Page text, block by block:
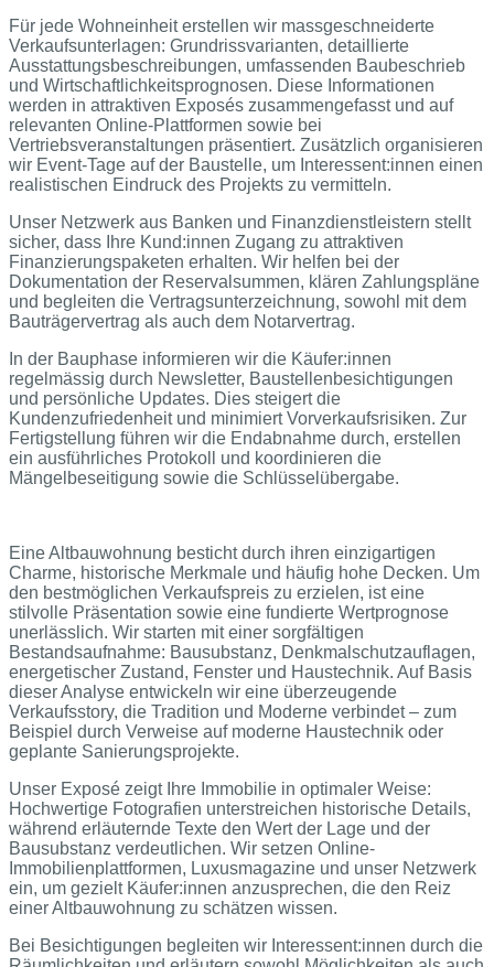
Für jede Wohneinheit erstellen wir massgeschneiderte
Verkaufsunterlagen: Grundrissvarianten, detaillierte
Ausstattungsbeschreibungen, umfassenden Baubeschrieb
und Wirtschaftlichkeitsprognosen. Diese Informationen
werden in attraktiven Exposés zusammengefasst und auf
relevanten Online-Plattformen sowie bei
Vertriebsveranstaltungen präsentiert. Zusätzlich organisieren
wir Event-Tage auf der Baustelle, um Interessent:innen einen
realistischen Eindruck des Projekts zu vermitteln.
Unser Netzwerk aus Banken und Finanzdienstleistern stellt
sicher, dass Ihre Kund:innen Zugang zu attraktiven
Finanzierungspaketen erhalten. Wir helfen bei der
Dokumentation der Reservalsummen, klären Zahlungspläne
und begleiten die Vertragsunterzeichnung, sowohl mit dem
Bauträgervertrag als auch dem Notarvertrag.
In der Bauphase informieren wir die Käufer:innen
regelmässig durch Newsletter, Baustellenbesichtigungen
und persönliche Updates. Dies steigert die
Kundenzufriedenheit und minimiert Vorverkaufsrisiken. Zur
Fertigstellung führen wir die Endabnahme durch, erstellen
ein ausführliches Protokoll und koordinieren die
Mängelbeseitigung sowie die Schlüsselübergabe.
Eine Altbauwohnung besticht durch ihren einzigartigen
Charme, historische Merkmale und häufig hohe Decken. Um
den bestmöglichen Verkaufspreis zu erzielen, ist eine
stilvolle Präsentation sowie eine fundierte Wertprognose
unerlässlich. Wir starten mit einer sorgfältigen
Bestandsaufnahme: Bausubstanz, Denkmalschutzauflagen,
energetischer Zustand, Fenster und Haustechnik. Auf Basis
dieser Analyse entwickeln wir eine überzeugende
Verkaufsstory, die Tradition und Moderne verbindet – zum
Beispiel durch Verweise auf moderne Haustechnik oder
geplante Sanierungsprojekte.
Unser Exposé zeigt Ihre Immobilie in optimaler Weise:
Hochwertige Fotografien unterstreichen historische Details,
während erläuternde Texte den Wert der Lage und der
Bausubstanz verdeutlichen. Wir setzen Online-
Immobilienplattformen, Luxusmagazine und unser Netzwerk
ein, um gezielt Käufer:innen anzusprechen, die den Reiz
einer Altbauwohnung zu schätzen wissen.
Bei Besichtigungen begleiten wir Interessent:innen durch die